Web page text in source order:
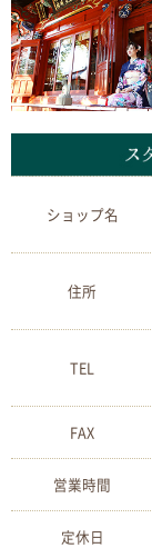
ショップ名
住所
TEL
FAX
営業時間
定休日